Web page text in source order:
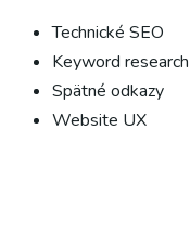
Technické SEO
Keyword research
Spätné odkazy
Website UX